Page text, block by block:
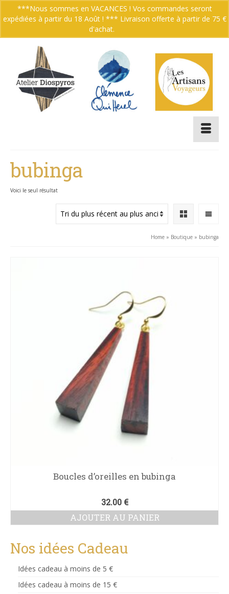
Votre panier 0.00€
bubinga
Voici le seul résultat
Home » Boutique » bubinga
Boucles d’oreilles en bubinga
32.00 €
AJOUTER AU PANIER
Nos idées Cadeau
Idées cadeau à moins de 5 €
Idées cadeau à moins de 15 €
***Nous sommes en VACANCES ! Vos commandes seront
expédiées à partir du 18 Août ! *** Livraison offerte à partir de 75 €
d'achat.